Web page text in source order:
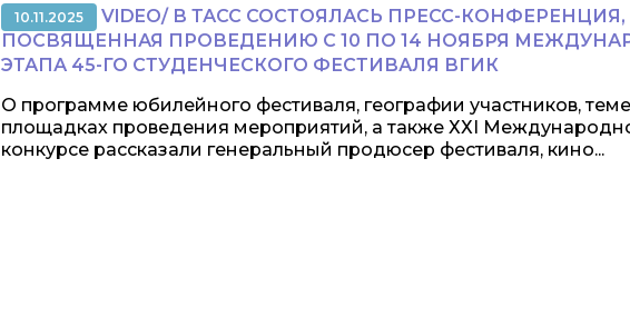
10.11.2025
VIDEO/ В ТАСС СОСТОЯЛАСЬ ПРЕСС-КОНФЕРЕНЦИЯ,
ПОСВЯЩЕННАЯ ПРОВЕДЕНИЮ С 10 ПО 14 НОЯБРЯ
ЭТАПА 45-ГО СТУДЕНЧЕСКОГО ФЕСТИВАЛЯ ВГИК
О программе юбилейного фестиваля, географии участников,
площадках проведения мероприятий, а также ХХI
конкурсе рассказали генеральный продюсер фестиваля, кино...